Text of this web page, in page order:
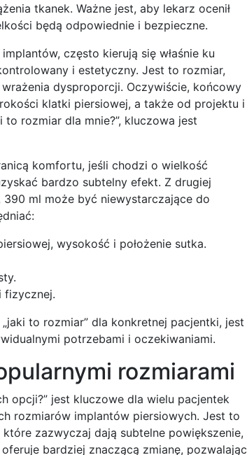
tkanek. Ważne jest, aby lekarz ocenił
będą odpowiednie i bezpieczne.
często kierują się właśnie ku
i estetyczny. Jest to rozmiar,
dysproporcji. Oczywiście, końcowy
klatki piersiowej, a także od projektu i
rozmiar dla mnie?”, kluczowa jest
komfortu, jeśli chodzi o wielkość
bardzo subtelny efekt. Z drugiej
ml może być niewystarczające do
wysokość i położenie sutka.
fizycznej.
to rozmiar” dla konkretnej pacjentki, jest
potrzebami i oczekiwaniami.
rozmiarami
opcji?” jest kluczowe dla wielu pacjentek
rozmiarów implantów piersiowych. Jest to
zazwyczaj dają subtelne powiększenie,
bardziej znaczącą zmianę, pozwalając